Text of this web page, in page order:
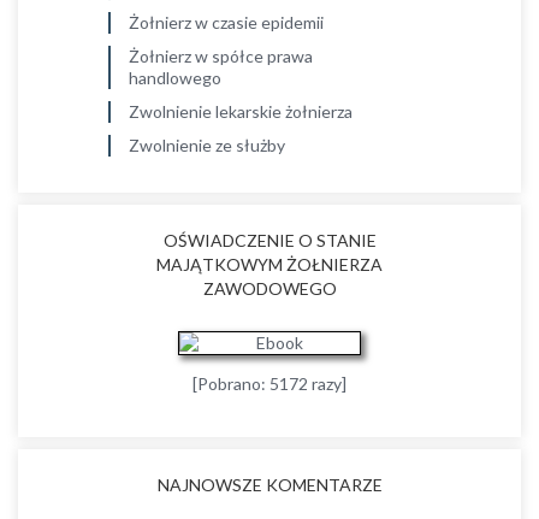
Żołnierz w czasie epidemii
Żołnierz w spółce prawa
handlowego
Zwolnienie lekarskie żołnierza
Zwolnienie ze służby
OŚWIADCZENIE O STANIE
MAJĄTKOWYM ŻOŁNIERZA
ZAWODOWEGO
[Pobrano: 5172 razy]
NAJNOWSZE KOMENTARZE